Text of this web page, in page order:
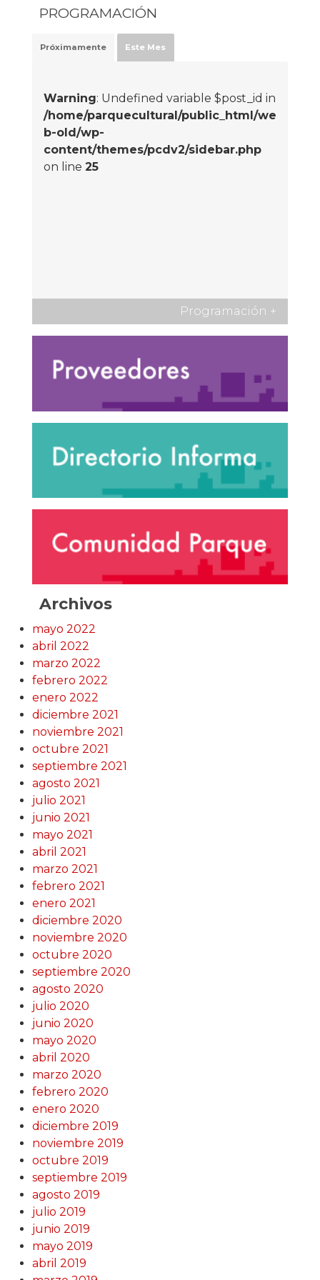
PROGRAMACIÓN
Próximamente Este Mes
Warning: Undefined variable $post_id in
/home/parquecultural/public_html/we
b-old/wp-
content/themes/pcdv2/sidebar.php
on line 25
Programación +
Archivos
mayo 2022
abril 2022
marzo 2022
febrero 2022
enero 2022
diciembre 2021
noviembre 2021
octubre 2021
septiembre 2021
agosto 2021
julio 2021
junio 2021
mayo 2021
abril 2021
marzo 2021
febrero 2021
enero 2021
diciembre 2020
noviembre 2020
octubre 2020
septiembre 2020
agosto 2020
julio 2020
junio 2020
mayo 2020
abril 2020
marzo 2020
febrero 2020
enero 2020
diciembre 2019
noviembre 2019
octubre 2019
septiembre 2019
agosto 2019
julio 2019
junio 2019
mayo 2019
abril 2019